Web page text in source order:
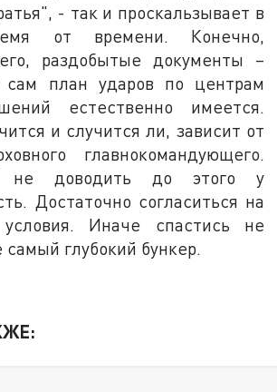
- так и проскальзывает в
от времени. Конечно,
раздобытые документы –
план ударов по центрам
естественно имеется.
и случится ли, зависит от
главнокомандующего.
не доводить до этого у
Достаточно согласиться на
Иначе спастись не
глубокий бункер.